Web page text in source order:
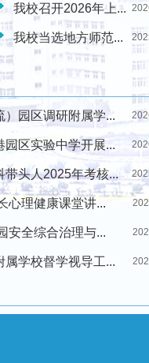
我校召开2026年上...
我校当选地方师范...
园区调研附属学...
区实验中学开展...
带头人2025年考核...
心理健康课堂讲...
安全综合治理与...
学校督学视导工...